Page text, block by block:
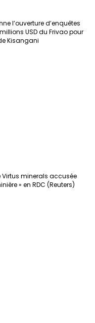
l’ouverture d’enquêtes
USD du Frivao pour
Kisangani
Virtus minerals accusée
» en RDC (Reuters)